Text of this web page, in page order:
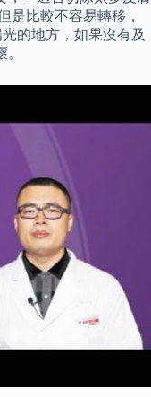
是比較不容易轉移，
的地方，如果沒有及